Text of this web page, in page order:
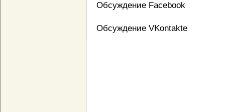
Обсуждение Facebook
Обсуждение VKontakte